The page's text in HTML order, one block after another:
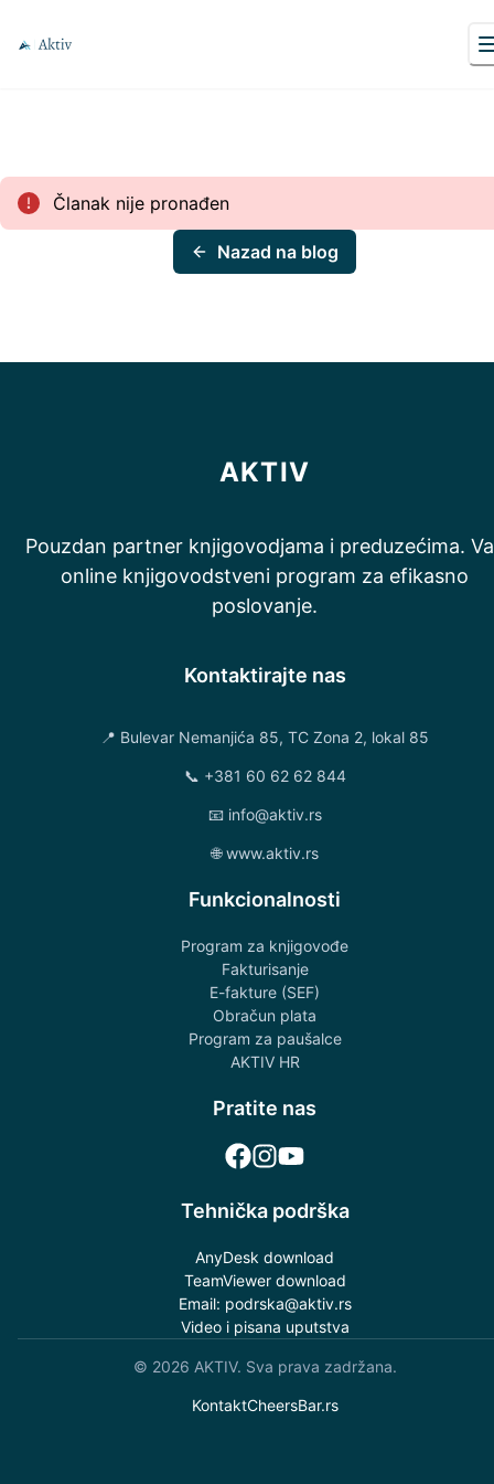
Članak nije pronađen
Nazad na blog
AKTIV
Pouzdan partner knjigovodjama i preduzećima.
online knjigovodstveni program za efikasno
poslovanje.
Kontaktirajte nas
📍 Bulevar Nemanjića 85, TC Zona 2, lokal 85
📞 +381 60 62 62 844
📧 info@aktiv.rs
🌐 www.aktiv.rs
Funkcionalnosti
Program za knjigovođe
Fakturisanje
E-fakture (SEF)
Obračun plata
Program za paušalce
AKTIV HR
Pratite nas
Tehnička podrška
AnyDesk download
TeamViewer download
Email: podrska@aktiv.rs
Video i pisana uputstva
© 2026 AKTIV. Sva prava zadržana.
KontaktCheersBar.rs